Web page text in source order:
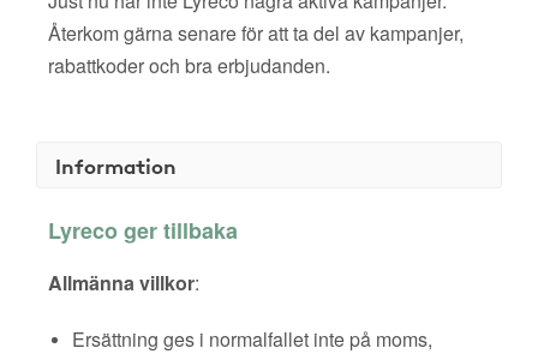
Återkom gärna senare för att ta del av kampanjer,
rabattkoder och bra erbjudanden.
Information
Lyreco ger tillbaka
Allmänna villkor:
Ersättning ges i normalfallet inte på moms,